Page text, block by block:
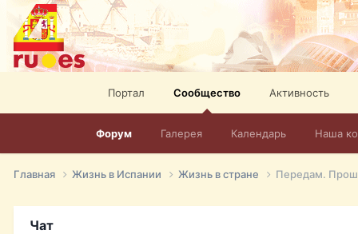
Портал Сообщество
Форум Галерея Календарь Наша
Активность
Главная Жизнь в Испании Жизнь в стране Передам.
Чат
elevision-in-spain.html Тел: +972-526-384-339
David16
Книги
David16
Подскажите пожалуйста, как удалить свой аккаунт из
Если Вы попали в трудную ситуацию и возникла